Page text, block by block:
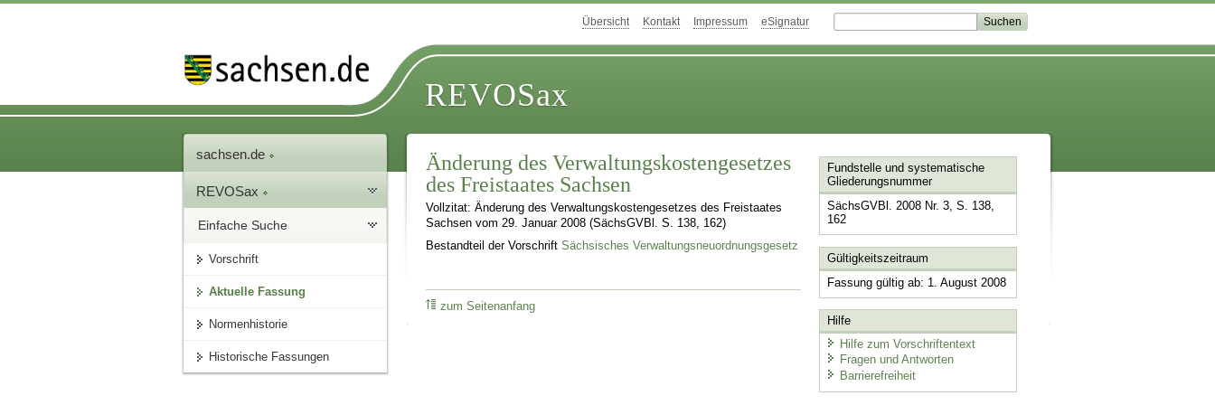
Übersicht Kontakt Impressum eSignatur
REVOSax
sachsen.de
REVOSax
Einfache Suche
Vorschrift
Aktuelle Fassung
Normenhistorie
Historische Fassungen
Änderung des Verwaltungskostengesetzes
des Freistaates Sachsen
Vollzitat: Änderung des Verwaltungskostengesetzes des Freistaates
Sachsen vom 29. Januar 2008 (SächsGVBl. S. 138, 162)
Bestandteil der VorschriftSächsisches Verwaltungsneuordnungsgesetz
zum Seitenanfang
Fundstelle und systematische
Gliederungsnummer
SächsGVBl. 2008 Nr. 3, S. 138,
162
Gültigkeitszeitraum
Fassung gültig ab: 1. August 2008
Hilfe
Hilfe zum Vorschriftentext
Fragen und Antworten
Barrierefreiheit